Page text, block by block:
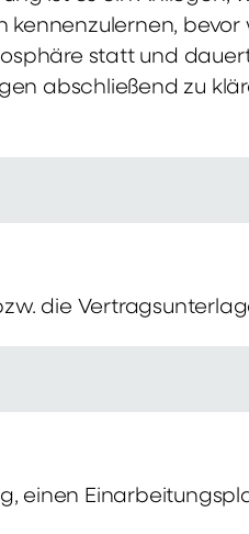
statt und
abschließend zu
die
einen